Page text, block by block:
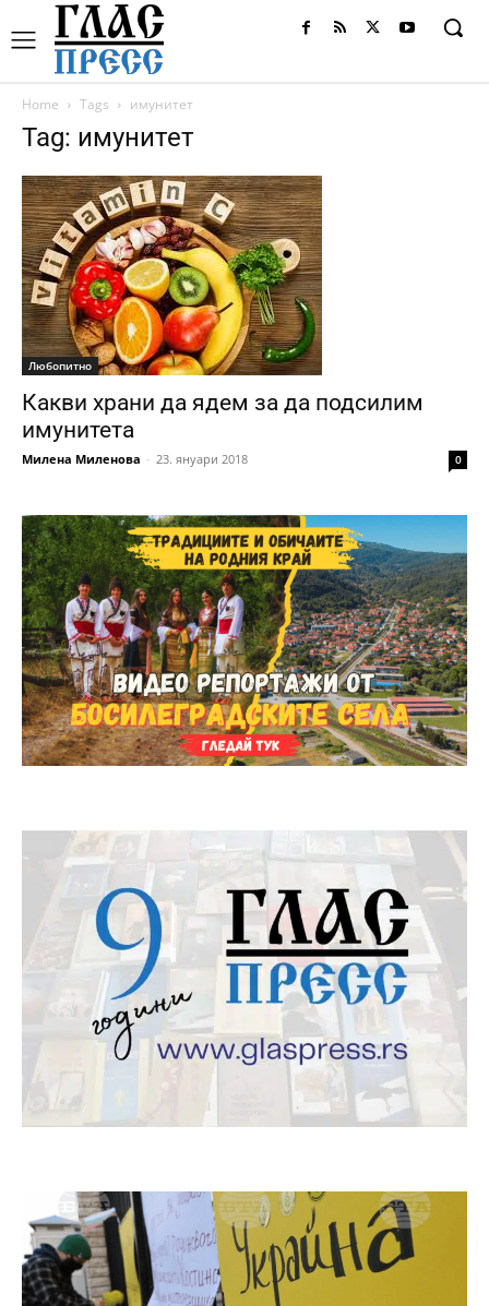
Home Tags имунитет
Tag: имунитет
Любопитно
Какви храни да ядем за да подсилим
имунитета
Милена Миленова - 23. януари 2018 0